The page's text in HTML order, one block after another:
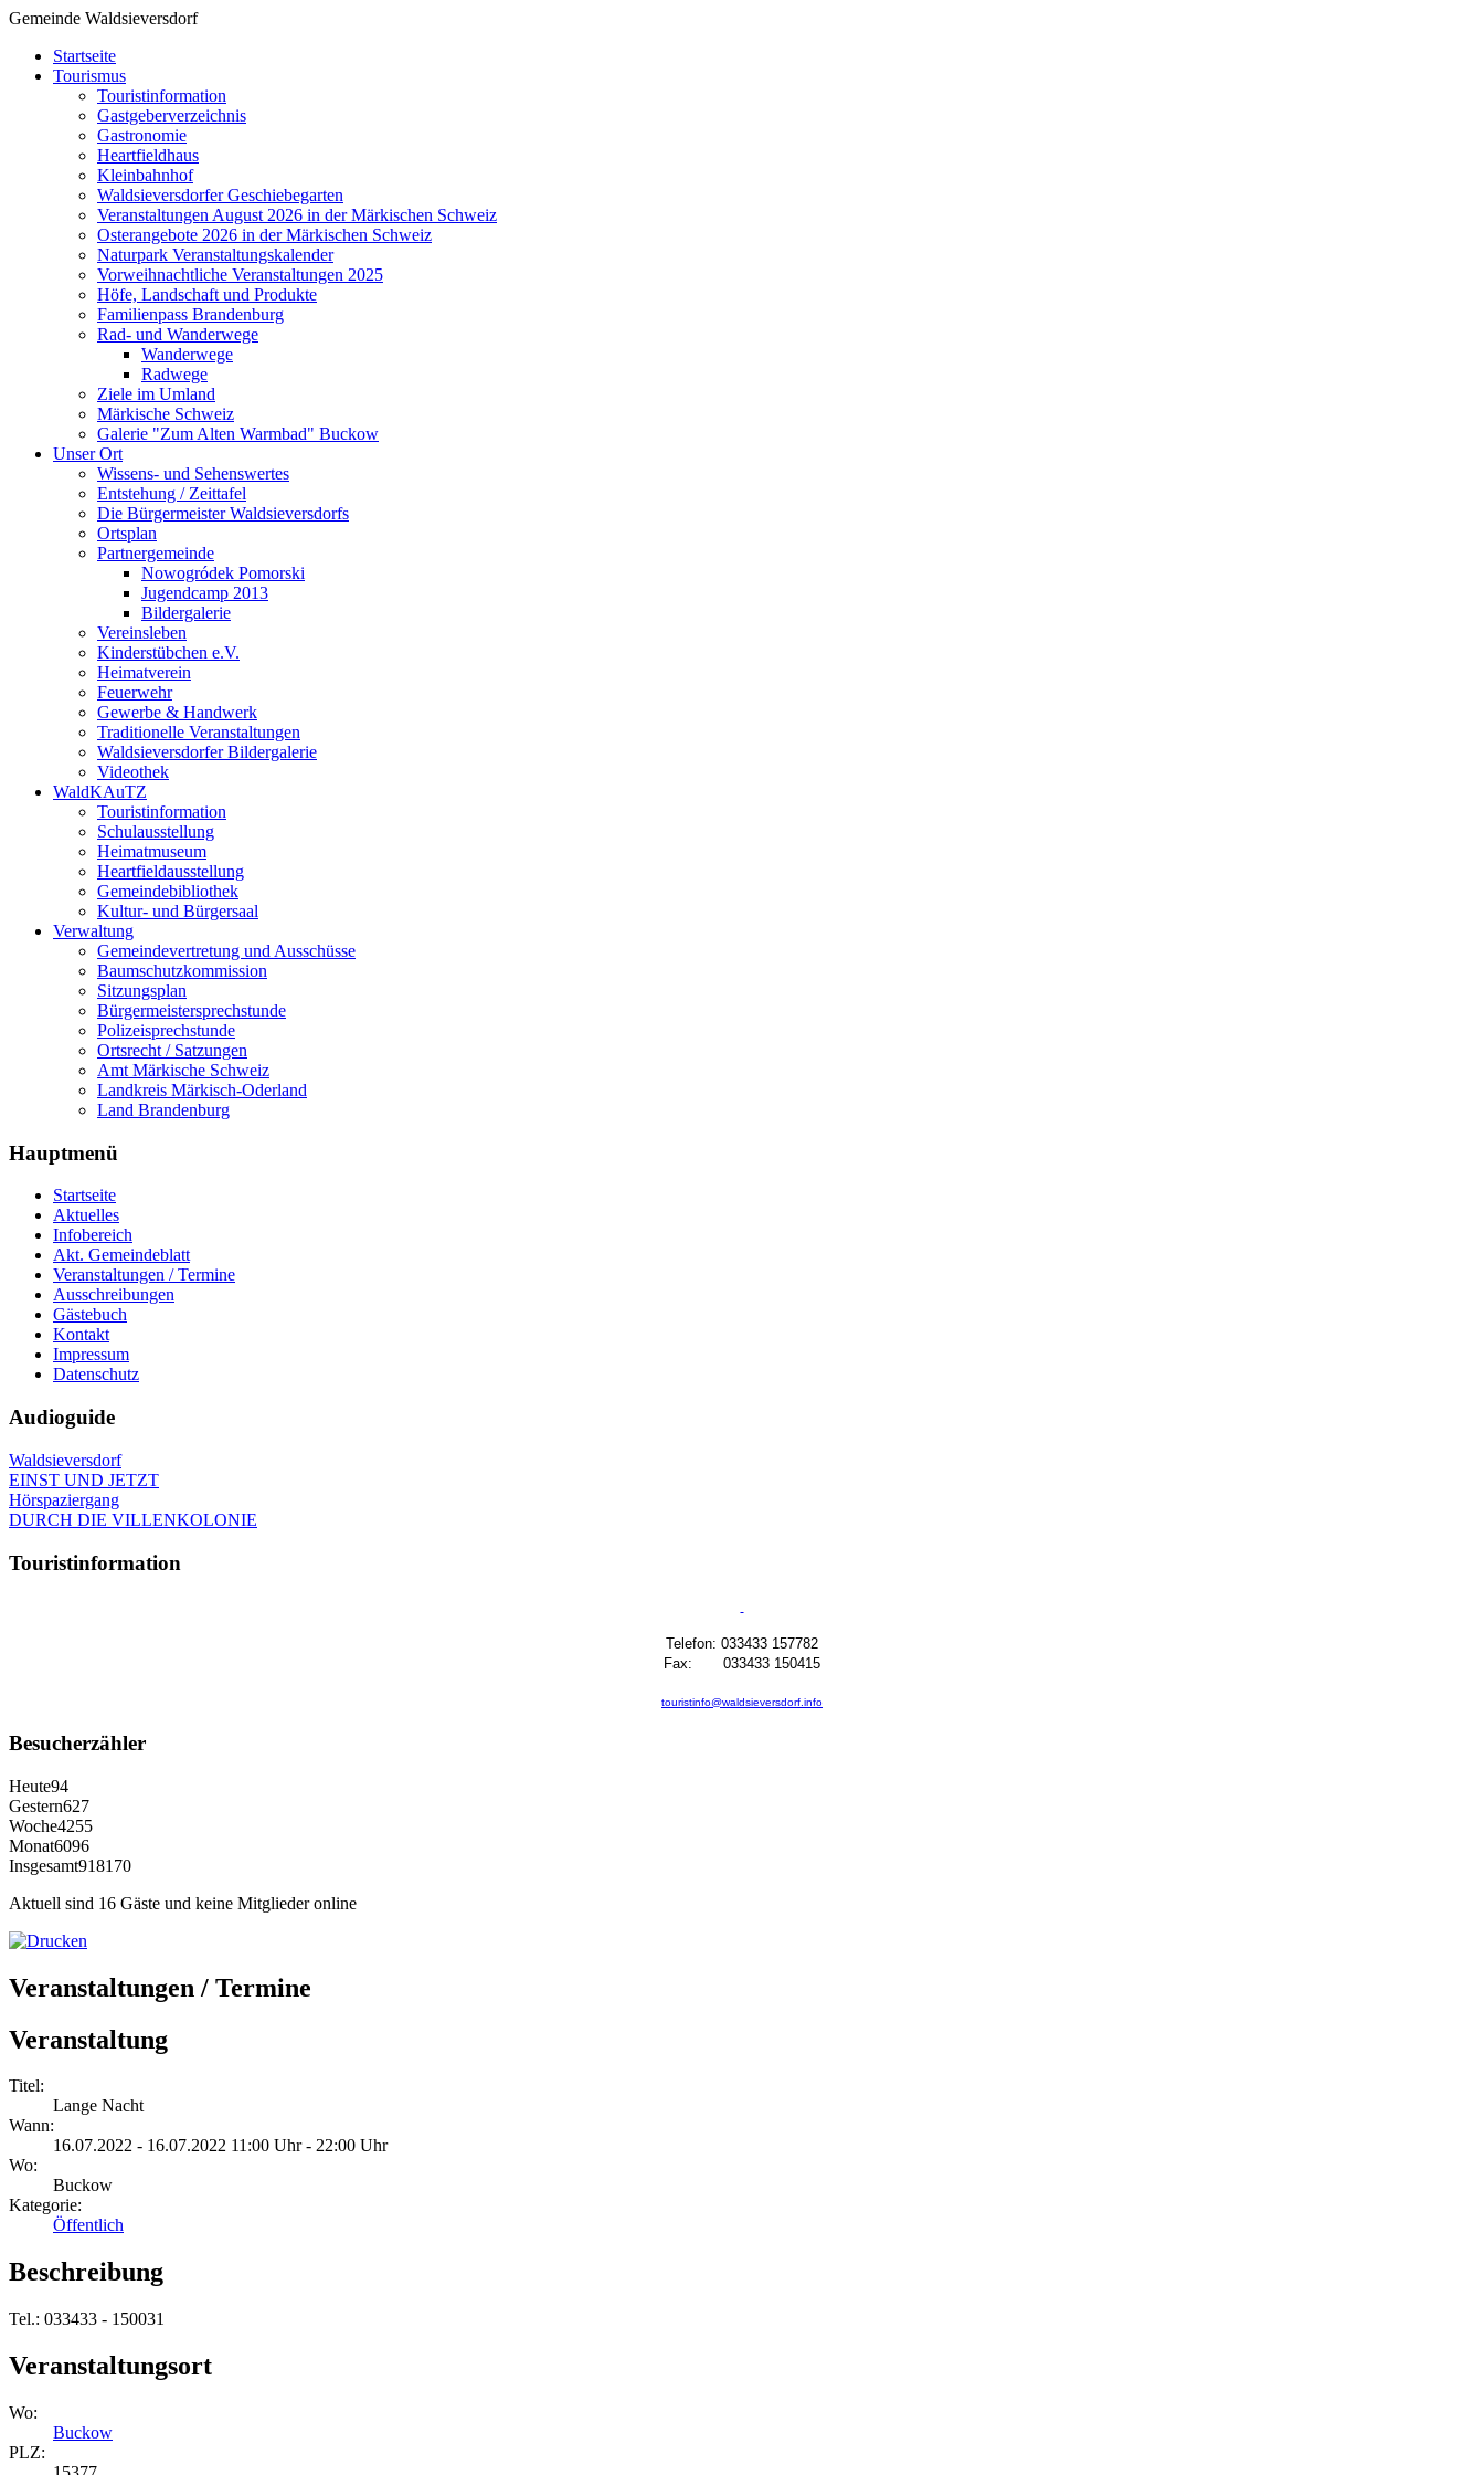
Gemeinde Waldsieversdorf
Startseite
Tourismus
Touristinformation
Gastgeberverzeichnis
Gastronomie
Heartfieldhaus
Kleinbahnhof
Waldsieversdorfer Geschiebegarten
Veranstaltungen August 2026 in der Märkischen Schweiz
Osterangebote 2026 in der Märkischen Schweiz
Naturpark Veranstaltungskalender
Vorweihnachtliche Veranstaltungen 2025
Höfe, Landschaft und Produkte
Familienpass Brandenburg
Rad- und Wanderwege
Wanderwege
Radwege
Ziele im Umland
Märkische Schweiz
Galerie "Zum Alten Warmbad" Buckow
Unser Ort
Wissens- und Sehenswertes
Entstehung / Zeittafel
Die Bürgermeister Waldsieversdorfs
Ortsplan
Partnergemeinde
Nowogródek Pomorski
Jugendcamp 2013
Bildergalerie
Vereinsleben
Kinderstübchen e.V.
Heimatverein
Feuerwehr
Gewerbe & Handwerk
Traditionelle Veranstaltungen
Waldsieversdorfer Bildergalerie
Videothek
WaldKAuTZ
Touristinformation
Schulausstellung
Heimatmuseum
Heartfieldausstellung
Gemeindebibliothek
Kultur- und Bürgersaal
Verwaltung
Gemeindevertretung und Ausschüsse
Baumschutzkommission
Sitzungsplan
Bürgermeistersprechstunde
Polizeisprechstunde
Ortsrecht / Satzungen
Amt Märkische Schweiz
Landkreis Märkisch-Oderland
Land Brandenburg
Hauptmenü
Startseite
Aktuelles
Infobereich
Akt. Gemeindeblatt
Veranstaltungen / Termine
Ausschreibungen
Gästebuch
Kontakt
Impressum
Datenschutz
Audioguide
Waldsieversdorf
EINST UND JETZT
Hörspaziergang
DURCH DIE VILLENKOLONIE
Touristinformation
Telefon: 033433 157782
Fax: 033433 150415
touristinfo@waldsieversdorf.info
Besucherzähler
Heute94
Gestern627
Woche4255
Monat6096
Insgesamt918170
Aktuell sind 16 Gäste und keine Mitglieder online
Veranstaltungen / Termine
Veranstaltung
Titel:
Lange Nacht
Wann:
16.07.2022 - 16.07.2022 11:00 Uhr - 22:00 Uhr
Wo:
Buckow
Kategorie:
Öffentlich
Beschreibung
Tel.: 033433 - 150031
Veranstaltungsort
Wo:
Buckow
PLZ: